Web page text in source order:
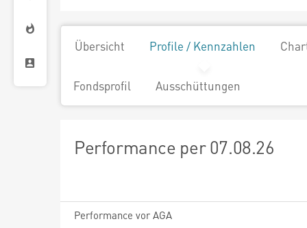
Übersicht Profile / Kennzahlen
Fondsprofil Ausschüttungen
Performance per 07.08.26
Performance vor AGA